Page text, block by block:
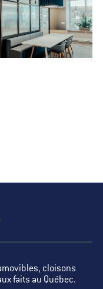
cloisons
faits au Québec.